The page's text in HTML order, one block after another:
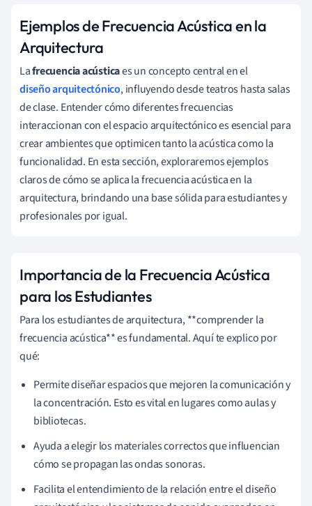
Ejemplos de Frecuencia Acústica en la
Arquitectura
Lafrecuencia acústicaes un concepto central en el
diseño arquitectónico, influyendo desde teatros hasta salas
de clase. Entender cómo diferentes frecuencias
interaccionan con el espacio arquitectónico es esencial para
crear ambientes que optimicen tanto la acústica como la
funcionalidad. En esta sección, exploraremos ejemplos
claros de cómo se aplica la frecuencia acústica en la
arquitectura, brindando una base sólida para estudiantes y
profesionales por igual.
Importancia de la Frecuencia Acústica
para los Estudiantes
Para los estudiantes de arquitectura, **comprender la
frecuencia acústica** es fundamental. Aquí te explico por
qué:
Permite diseñar espacios que mejoren la comunicación y
la concentración. Esto es vital en lugares como aulas y
bibliotecas.
Ayuda a elegir los materiales correctos que influencian
cómo se propagan las ondas sonoras.
Facilita el entendimiento de la relación entre el diseño